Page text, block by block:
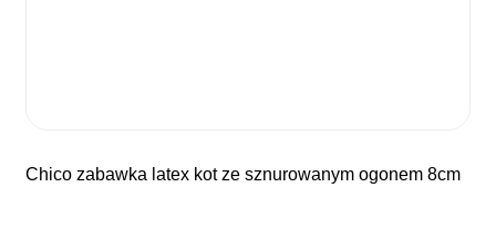
chico zabawka latex kot ze sznurowanym ogonem 8cm